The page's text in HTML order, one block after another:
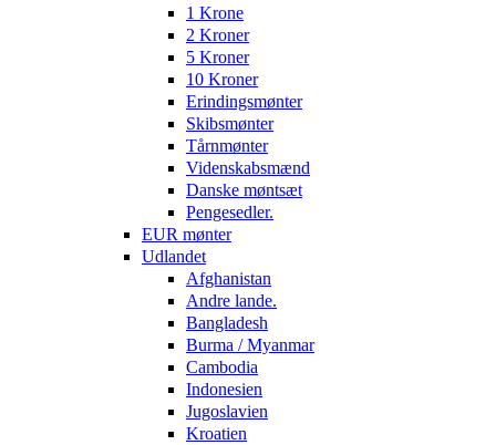
1 Krone
2 Kroner
5 Kroner
10 Kroner
Erindingsmønter
Skibsmønter
Tårnmønter
Videnskabsmænd
Danske møntsæt
Pengesedler.
EUR mønter
Udlandet
Afghanistan
Andre lande.
Bangladesh
Burma / Myanmar
Cambodia
Indonesien
Jugoslavien
Kroatien